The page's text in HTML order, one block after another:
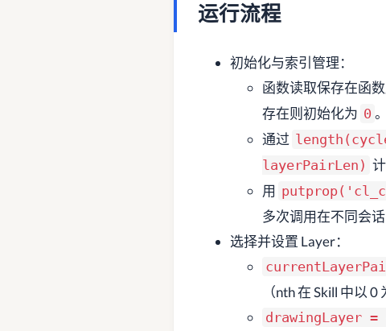
运行流程
初始化与索引管理：
函数读取保存在函
存在则初始化为 0 。
通过
layerPairLen)
用
多次调用在不同会
选择并设置 Layer：
（nth 在 Skill 中以 0
drawingLayer